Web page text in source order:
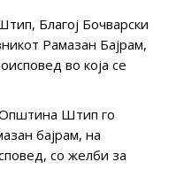
Благој Бочварски
Рамазан Бајрам,
во која се
Штип го
бајрам, на
со желби за